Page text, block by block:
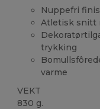
Nuppefri
Atletisk snitt
trykking
varme
VEKT
830 g.